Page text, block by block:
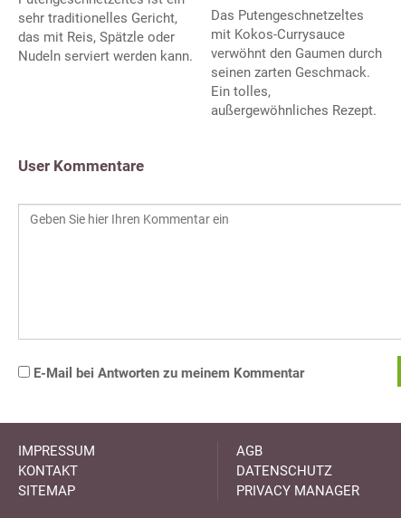
sehr traditionelles Gericht,
das mit Reis, Spätzle oder
Nudeln serviert werden kann.
Das Putengeschnetzeltes
mit Kokos-Currysauce
verwöhnt den Gaumen durch
seinen zarten Geschmack.
Ein tolles,
außergewöhnliches Rezept.
User Kommentare
E-Mail bei Antworten zu meinem Kommentar
IMPRESSUM
KONTAKT
SITEMAP
AGB
DATENSCHUTZ
PRIVACY MANAGER